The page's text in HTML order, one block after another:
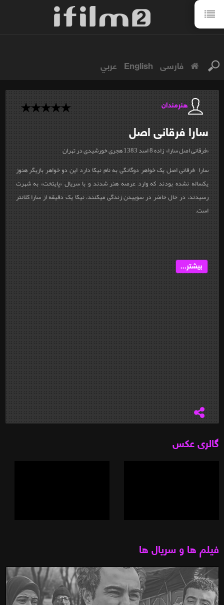
فارسی English عربي
هنرمندان
سارافرقانی اصل
«فرقانی اصل سارا» زاده 8 اسد 1383 هجری خورشیدی در تهران
سارا فرقانی اصل یک خواهر دوگانگی به نام نیکا دارد این دو خواهر بازیگر هنوز
یکساله نشده بودند که وارد عرصه هنر شدند و با سریال «پایتخت» به شهرت
رسیدند، در حال حاضر در سوییدن زندگی میکنند، نیکا یک دقیقه از سارا کلانتر
است.
بیشتر...
گالری عکس
فیلم ها و سریال ها